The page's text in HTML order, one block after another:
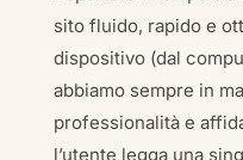
sito fluido, rapido e
dispositivo (dal
abbiamo sempre in
professionalità e
l’utente legga una